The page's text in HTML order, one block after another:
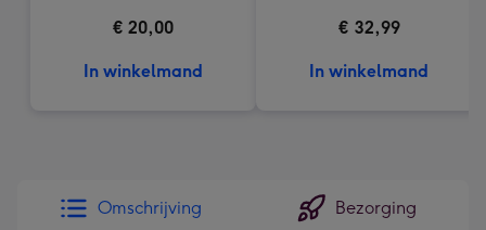
€ 20,00
In winkelmand
€ 32,99
In winkelmand
Omschrijving Bezorging